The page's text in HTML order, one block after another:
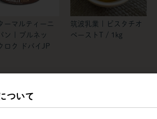
ーマルティーニ
ン | ブルネッ
ロク ドバイJP
筑波乳業 | ピスタチオ
ペーストT / 1kg
ついて